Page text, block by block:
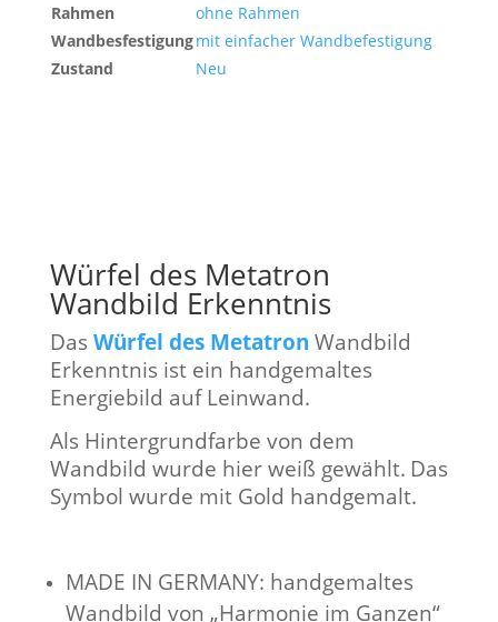
Rahmen
ohne Rahmen
Wandbesfestigungmit einfacher Wandbefestigung
Zustand
Neu
Würfel des Metatron
Wandbild Erkenntnis
Das Würfel des Metatron Wandbild
Erkenntnis ist ein handgemaltes
Energiebild auf Leinwand.
Als Hintergrundfarbe von dem
Wandbild wurde hier weiß gewählt. Das
Symbol wurde mit Gold handgemalt.
MADE IN GERMANY: handgemaltes
Wandbild von „Harmonie im Ganzen“